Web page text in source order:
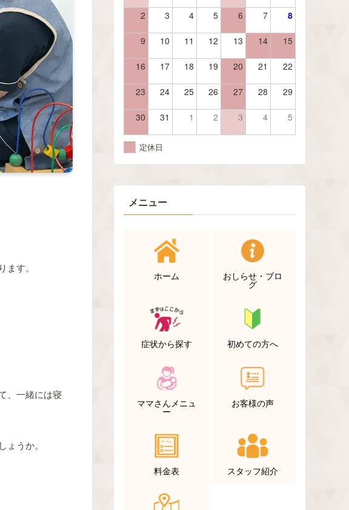
ます。
、一緒には寝
ょうか。
2 3 4 5 6 7 8
9 10 11 12 13 14 15
16 17 18 19 20 21 22
23 24 25 26 27 28 29
30 31 1 2 3 4 5
定休日
メニュー
ホーム
おしらせ・ブロ
グ
症状から探す 初めての方へ
ママさんメニュ
ー
お客様の声
料金表 スタッフ紹介